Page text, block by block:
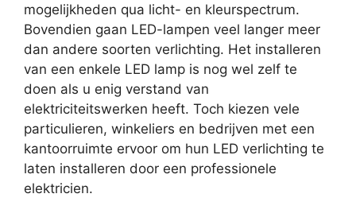
mogelijkheden qua licht- en kleurspectrum.
Bovendien gaan LED-lampen veel langer meer
dan andere soorten verlichting. Het installeren
van een enkele LED lamp is nog wel zelf te
doen als u enig verstand van
elektriciteitswerken heeft. Toch kiezen vele
particulieren, winkeliers en bedrijven met een
kantoorruimte ervoor om hun LED verlichting te
laten installeren door een professionele
elektricien.